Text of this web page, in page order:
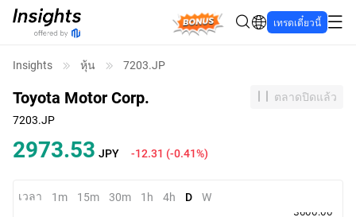
Bonus เทรดเดี๋ยวนี้
Insights หุ้น 7203.JP
Toyota Motor Corp.
ตลาดปิดแล้ว
7203.JP
2973.53 JPY -12.31 (-0.41%)
เวลา 1m 15m 30m 1h 4h D W